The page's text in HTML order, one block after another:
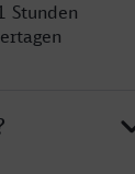
Stunden